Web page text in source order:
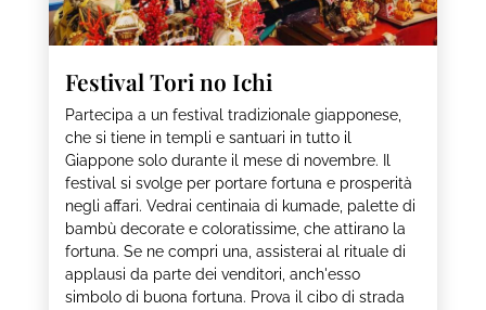
Festival Tori no Ichi
Partecipa a un festival tradizionale giapponese,
che si tiene in templi e santuari in tutto il
Giappone solo durante il mese di novembre. Il
festival si svolge per portare fortuna e prosperità
negli affari. Vedrai centinaia di kumade, palette di
bambù decorate e coloratissime, che attirano la
fortuna. Se ne compri una, assisterai al rituale di
applausi da parte dei venditori, anch'esso
simbolo di buona fortuna. Prova il cibo di strada